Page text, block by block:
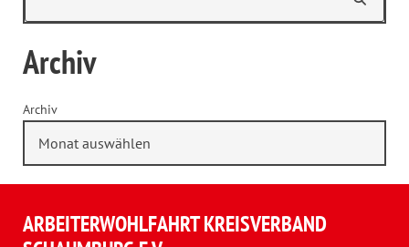
Archiv
Archiv
ARBEITERWOHLFAHRT KREISVERBAND